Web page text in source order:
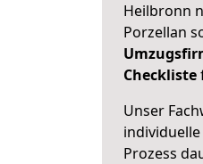
Heilbronn
Porzellan
Checkliste
Unser
Prozess